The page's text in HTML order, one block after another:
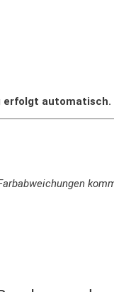
erfolgt automatisch.